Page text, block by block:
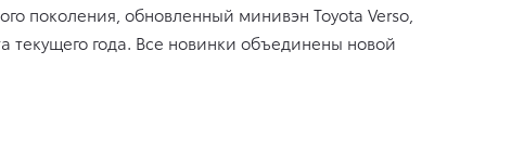
поколения, обновленный минивэн Toyota Verso,
текущего года. Все новинки объединены новой